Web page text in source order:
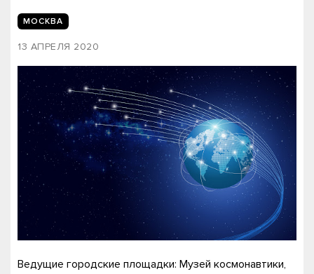
МОСКВА
13 АПРЕЛЯ 2020
Ведущие городские площадки: Музей космонавтики,